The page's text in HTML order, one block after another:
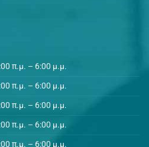
π.μ. – 6:00 μ.μ.
π.μ. – 6:00 μ.μ.
π.μ. – 6:00 μ.μ.
π.μ. – 6:00 μ.μ.
π.μ. – 6:00 μ.μ.